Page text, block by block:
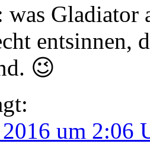
Gladiator
entsinnen,
😉
um 2:06